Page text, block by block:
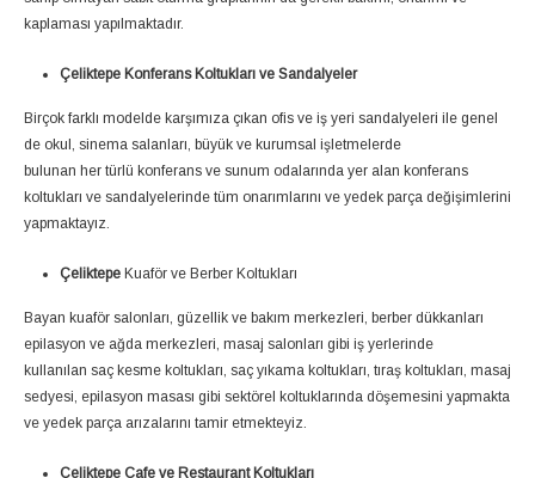
kaplaması yapılmaktadır.
Çeliktepe Konferans Koltukları ve Sandalyeler
Birçok farklı modelde karşımıza çıkan ofis ve iş yeri sandalyeleri ile genel
de okul, sinema salanları, büyük ve kurumsal işletmelerde
bulunan her türlü konferans ve sunum odalarında yer alan konferans
koltukları ve sandalyelerinde tüm onarımlarını ve yedek parça değişimlerini
yapmaktayız.
Çeliktepe Kuaför ve Berber Koltukları
Bayan kuaför salonları, güzellik ve bakım merkezleri, berber dükkanları
epilasyon ve ağda merkezleri, masaj salonları gibi iş yerlerinde
kullanılan saç kesme koltukları, saç yıkama koltukları, tıraş koltukları, masaj
sedyesi, epilasyon masası gibi sektörel koltuklarında döşemesini yapmakta
ve yedek parça arızalarını tamir etmekteyiz.
Çeliktepe Cafe ve Restaurant Koltukları